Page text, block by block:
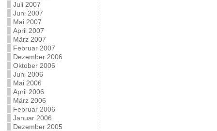
Juli 2007
Juni 2007
Mai 2007
April 2007
März 2007
Februar 2007
Dezember 2006
Oktober 2006
Juni 2006
Mai 2006
April 2006
März 2006
Februar 2006
Januar 2006
Dezember 2005